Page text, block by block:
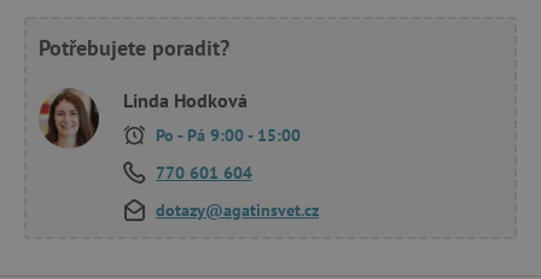
Potřebujete poradit?
Linda Hodková
Po - Pá 9:00 - 15:00
770 601 604
dotazy@agatinsvet.cz